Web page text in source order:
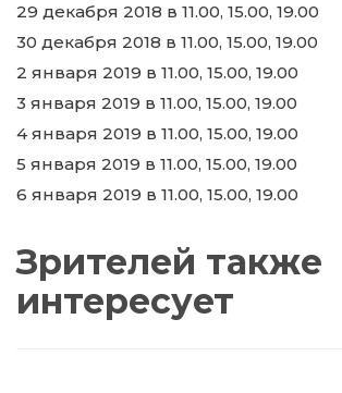
29 декабря 2018 в 11.00, 15.00, 19.00
30 декабря 2018 в 11.00, 15.00, 19.00
2 января 2019 в 11.00, 15.00, 19.00
3 января 2019 в 11.00, 15.00, 19.00
4 января 2019 в 11.00, 15.00, 19.00
5 января 2019 в 11.00, 15.00, 19.00
6 января 2019 в 11.00, 15.00, 19.00
Зрителей также
интересует